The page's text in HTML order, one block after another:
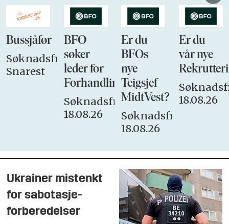
Bussjåfør
Søknadsfrist:
Snarest
BFO
søker
leder for
Forhandlingsutvalget
Søknadsfrist:
18.08.26
Er du
BFOs
nye
Teigsjef
MidtVest?
Søknadsfrist:
18.08.26
Er du
vår nye
18.08.26
Ukrainer mistenkt
for sabotasje-
forberedelser